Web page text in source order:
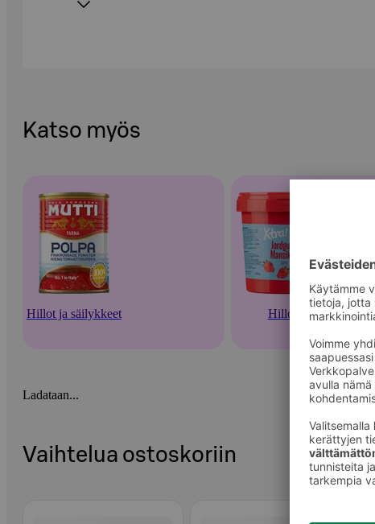
Katso myös
Hillot ja säilykkeet Hillot
Ladataan...
Vaihtelua ostoskoriin